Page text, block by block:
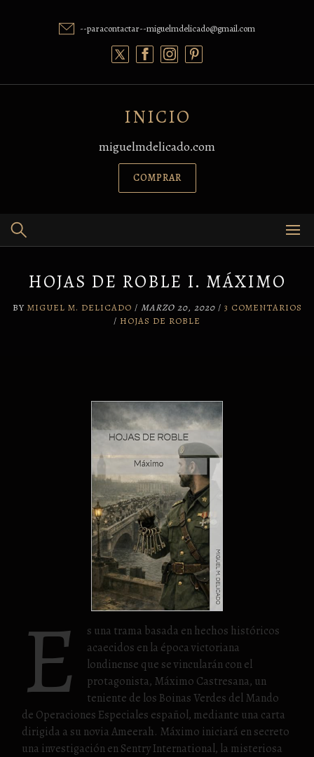
--paracontactar--miguelmdelicado@gmail.com
INICIO
miguelmdelicado.com
COMPRAR
HOJAS DE ROBLE I. MÁXIMO
BY MIGUEL M. DELICADO / MARZO 20, 2020/ 3 COMENTARIOS
/ HOJAS DE ROBLE
E
s una trama basada en hechos históricos
acaecidos en la época victoriana
londinense que se vincularán con el
protagonista, Máximo Castresana, un
teniente de los Boinas Verdes del Mando
de Operaciones Especiales español, mediante una carta
dirigida a su novia Ameerah. Máximo iniciará en secreto
una investigación en Sentry International, la misteriosa